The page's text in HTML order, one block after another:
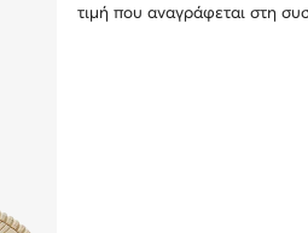
τιμή που αναγράφεται στη